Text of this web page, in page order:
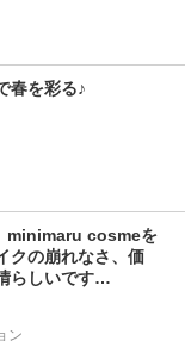
春を彩る♪
minimaru cosmeを
クの崩れなさ、価
らしいです…
ン